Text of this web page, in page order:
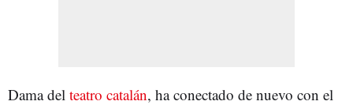
Dama del teatro catalán, ha conectado de nuevo con el